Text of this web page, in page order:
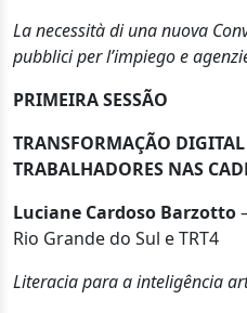
La necessità di una nuova
pubblici per l’impiego e
PRIMEIRA SESSÃO
TRANSFORMAÇÃO
TRABALHADORES NAS
Luciane Cardoso Barzotto
Rio Grande do Sul e TRT4
Literacia para a inteligência